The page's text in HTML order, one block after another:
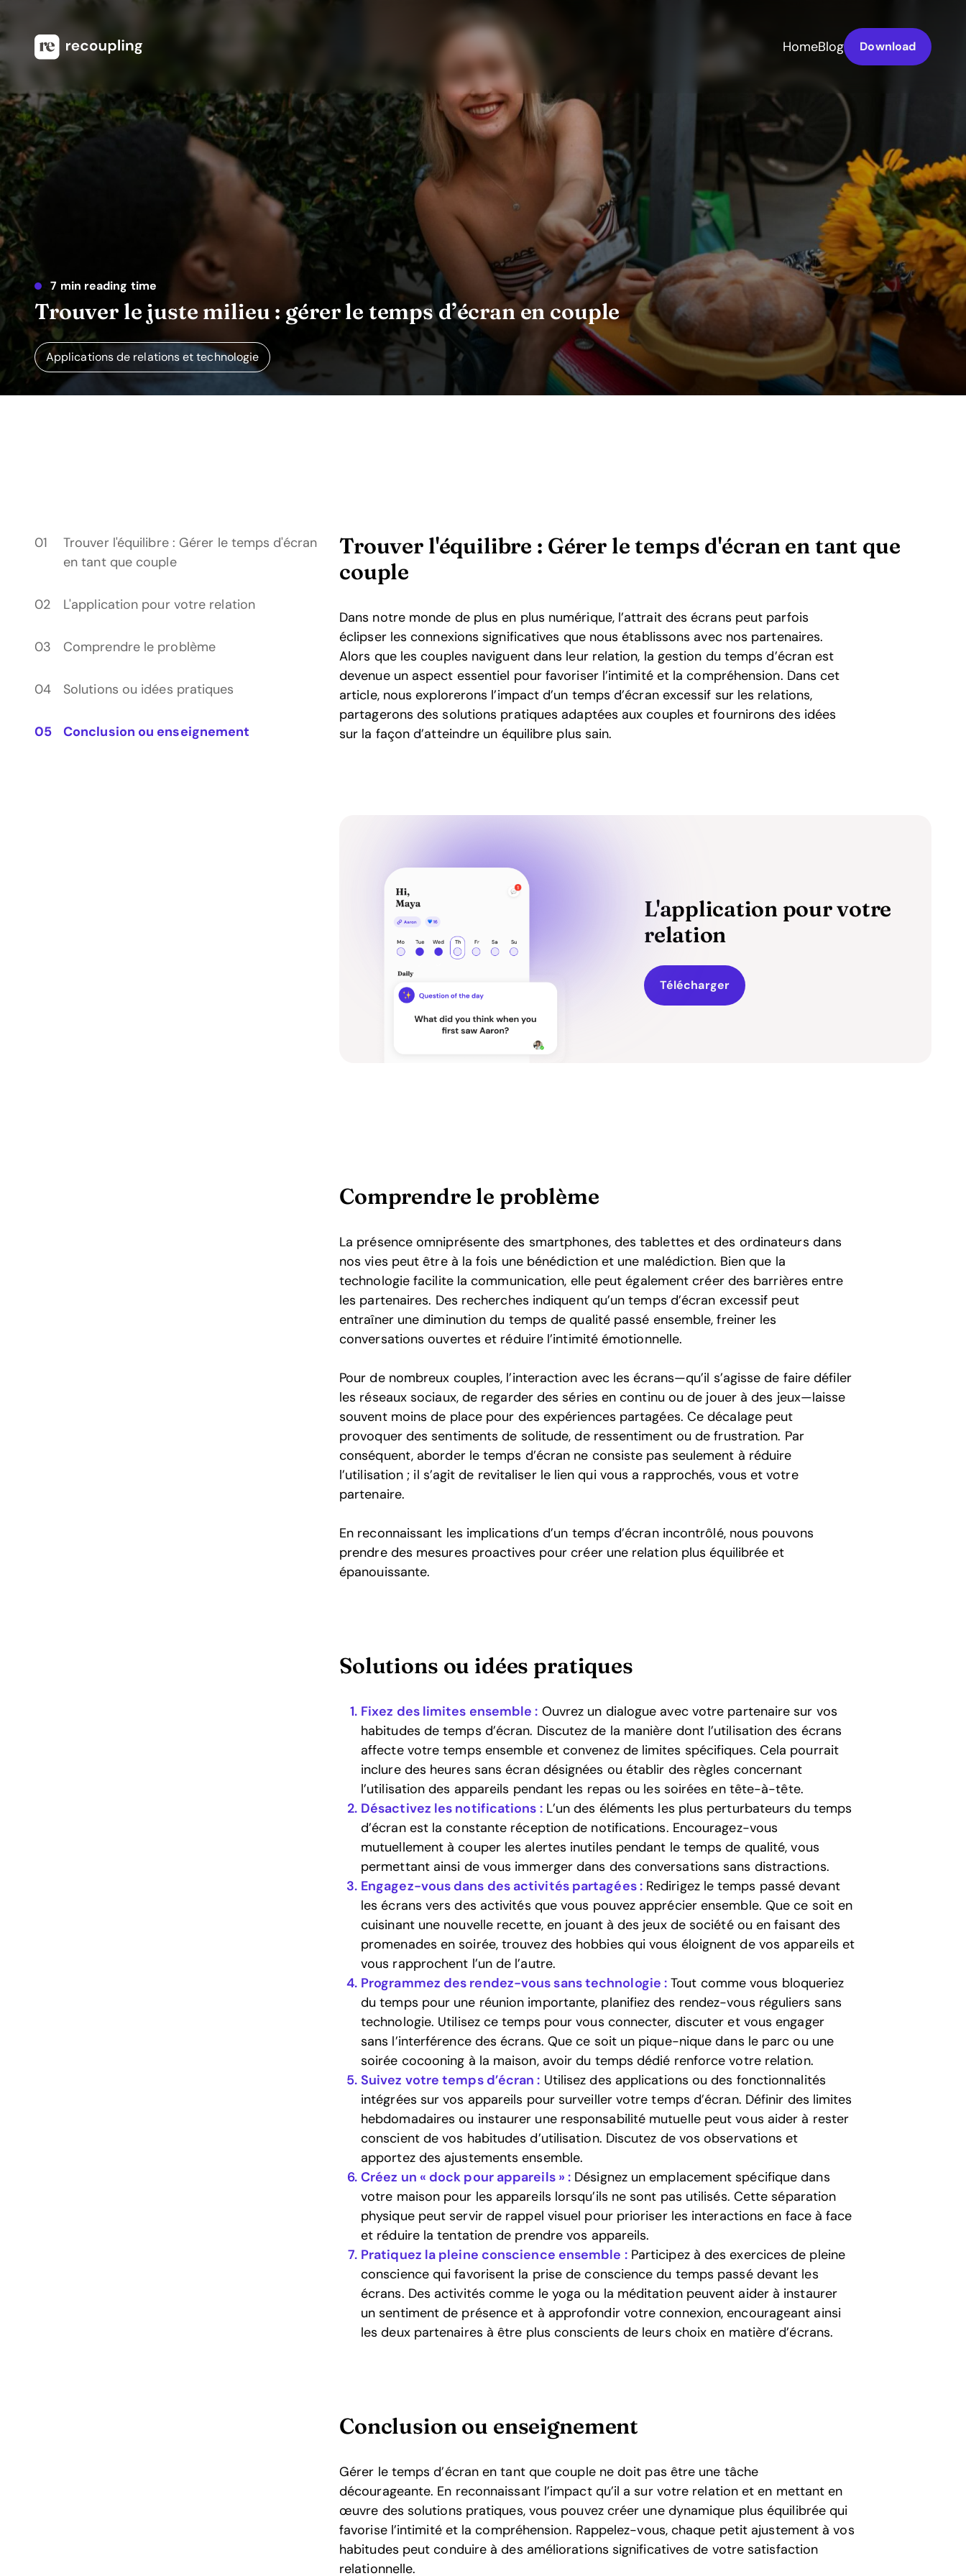
HomeBlog Download
7 min reading time
Trouver le juste milieu : gérer le temps d’écran en couple
Applications de relations et technologie
Trouver l'équilibre : Gérer le temps d'écran
en tant que couple
L'application pour votre relation
Comprendre le problème
Solutions ou idées pratiques
Conclusion ou enseignement
Trouver l'équilibre : Gérer le temps d'écran en tant que
couple
Dans notre monde de plus en plus numérique, l’attrait des écrans peut parfois
éclipser les connexions significatives que nous établissons avec nos partenaires.
Alors que les couples naviguent dans leur relation, la gestion du temps d’écran est
devenue un aspect essentiel pour favoriser l’intimité et la compréhension. Dans cet
article, nous explorerons l’impact d’un temps d’écran excessif sur les relations,
partagerons des solutions pratiques adaptées aux couples et fournirons des idées
sur la façon d’atteindre un équilibre plus sain.
L'application pour votre
relation
Télécharger
Comprendre le problème
La présence omniprésente des smartphones, des tablettes et des ordinateurs dans
nos vies peut être à la fois une bénédiction et une malédiction. Bien que la
technologie facilite la communication, elle peut également créer des barrières entre
les partenaires. Des recherches indiquent qu’un temps d’écran excessif peut
entraîner une diminution du temps de qualité passé ensemble, freiner les
conversations ouvertes et réduire l’intimité émotionnelle.
Pour de nombreux couples, l’interaction avec les écrans—qu’il s’agisse de faire défiler
les réseaux sociaux, de regarder des séries en continu ou de jouer à des jeux—laisse
souvent moins de place pour des expériences partagées. Ce décalage peut
provoquer des sentiments de solitude, de ressentiment ou de frustration. Par
conséquent, aborder le temps d’écran ne consiste pas seulement à réduire
l’utilisation ; il s’agit de revitaliser le lien qui vous a rapprochés, vous et votre
partenaire.
En reconnaissant les implications d’un temps d’écran incontrôlé, nous pouvons
prendre des mesures proactives pour créer une relation plus équilibrée et
épanouissante.
Solutions ou idées pratiques
Fixez des limites ensemble : Ouvrez un dialogue avec votre partenaire sur vos
habitudes de temps d’écran. Discutez de la manière dont l’utilisation des écrans
affecte votre temps ensemble et convenez de limites spécifiques. Cela pourrait
inclure des heures sans écran désignées ou établir des règles concernant
l’utilisation des appareils pendant les repas ou les soirées en tête-à-tête.
Désactivez les notifications :L’un des éléments les plus perturbateurs du temps
d’écran est la constante réception de notifications. Encouragez-vous
mutuellement à couper les alertes inutiles pendant le temps de qualité, vous
permettant ainsi de vous immerger dans des conversations sans distractions.
Engagez-vous dans des activités partagées :Redirigez le temps passé devant
les écrans vers des activités que vous pouvez apprécier ensemble. Que ce soit en
cuisinant une nouvelle recette, en jouant à des jeux de société ou en faisant des
promenades en soirée, trouvez des hobbies qui vous éloignent de vos appareils et
vous rapprochent l’un de l’autre.
Programmez des rendez-vous sans technologie : Tout comme vous bloqueriez
du temps pour une réunion importante, planifiez des rendez-vous réguliers sans
technologie. Utilisez ce temps pour vous connecter, discuter et vous engager
sans l’interférence des écrans. Que ce soit un pique-nique dans le parc ou une
soirée cocooning à la maison, avoir du temps dédié renforce votre relation.
Suivez votre temps d’écran : Utilisez des applications ou des fonctionnalités
intégrées sur vos appareils pour surveiller votre temps d’écran. Définir des limites
hebdomadaires ou instaurer une responsabilité mutuelle peut vous aider à rester
conscient de vos habitudes d’utilisation. Discutez de vos observations et
apportez des ajustements ensemble.
Créez un « dock pour appareils » : Désignez un emplacement spécifique dans
votre maison pour les appareils lorsqu’ils ne sont pas utilisés. Cette séparation
physique peut servir de rappel visuel pour prioriser les interactions en face à face
et réduire la tentation de prendre vos appareils.
Pratiquez la pleine conscience ensemble :Participez à des exercices de pleine
conscience qui favorisent la prise de conscience du temps passé devant les
écrans. Des activités comme le yoga ou la méditation peuvent aider à instaurer
un sentiment de présence et à approfondir votre connexion, encourageant ainsi
les deux partenaires à être plus conscients de leurs choix en matière d’écrans.
Conclusion ou enseignement
Gérer le temps d’écran en tant que couple ne doit pas être une tâche
décourageante. En reconnaissant l’impact qu’il a sur votre relation et en mettant en
œuvre des solutions pratiques, vous pouvez créer une dynamique plus équilibrée qui
favorise l’intimité et la compréhension. Rappelez-vous, chaque petit ajustement à vos
habitudes peut conduire à des améliorations significatives de votre satisfaction
relationnelle.